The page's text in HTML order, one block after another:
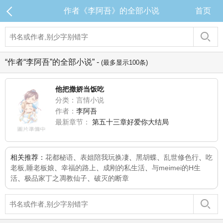
作者《李阿吾》的全部小说 首页
“作者“李阿吾”的全部小说” - (最多显示100条)
他把撒娇当饭吃
分类：言情小说
作者： 李阿吾
最新章节：
第五十三章好爱你大结局
相关推荐： 花都秘语 表姐陪我玩换凄 黑胡蝶 乱世修色行
吃
老板,睡老板娘
幸福的路上 成刚的私生活
与meimei的H生
活
极品家丁之凋教仙子 破灭的断章